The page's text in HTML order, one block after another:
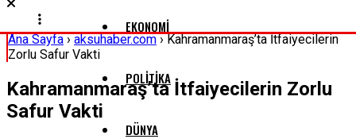
EKONOMI
POLITIKA
DÜNYA
Ana Sayfa›aksuhaber.com›Kahramanmaraş’ta İtfaiyecilerin
Zorlu Safur Vakti
Kahramanmaraş’ta İtfaiyecilerin Zorlu
Safur Vakti